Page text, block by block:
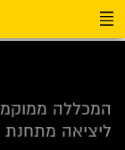
המכללה
ליציאה